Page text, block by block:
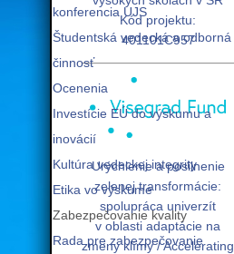
konferencia UJS
Študentská vedecká a odborná
činnosť
Ocenenia
Investície EÚ do výskumu a
inovácií
Kultúra vedeckej integrity
Etika vo výskume
Zabezpečovanie kvality
Rada pre zabezpečovanie
Kód projektu:
401101C957
Urýchlenie a posilnenie
zelenej transformácie:
spolupráca univerzít
v oblasti adaptácie na
zmeny klímy / Accelerating